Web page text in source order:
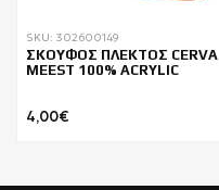
SKU: 302600149
ΣΚΟΥΦΟΣ ΠΛΕΚΤΟΣ CERVA
MEEST 100% ACRYLIC
4,00€